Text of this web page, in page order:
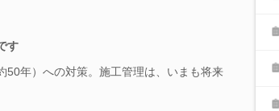
す
50年）への対策。施工管理は、いまも将来